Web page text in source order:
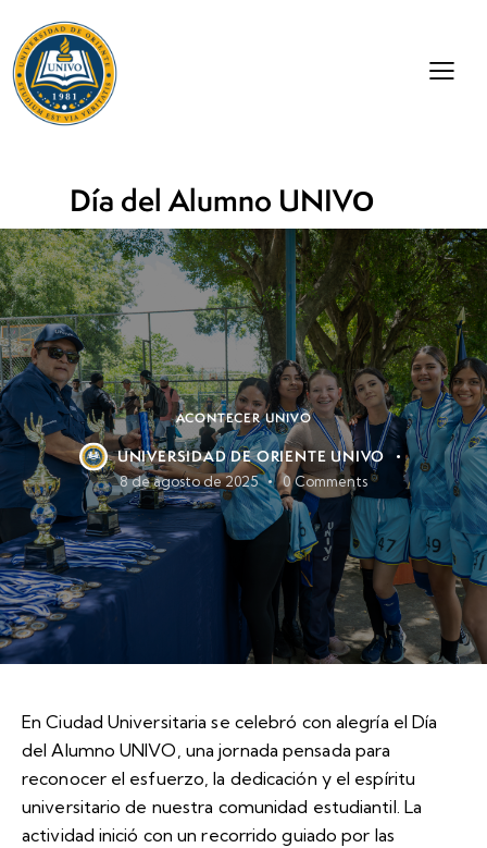
Día del Alumno UNIVО
ACONTECER UNIVO
UNIVERSIDAD DE ORIENTE UNIVO
8 de agosto de 2025 0 Comments
En Ciudad Universitaria se celebró con alegría el Día
del Alumno UNIVO, una jornada pensada para
reconocer el esfuerzo, la dedicación y el espíritu
universitario de nuestra comunidad estudiantil. La
actividad inició con un recorrido guiado por las